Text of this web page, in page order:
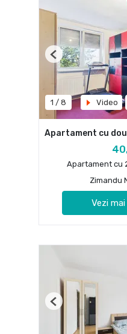
1 / 8 Video
Previous
Apartament cu
Apartament cu
Zimandu
Vezi
Previous